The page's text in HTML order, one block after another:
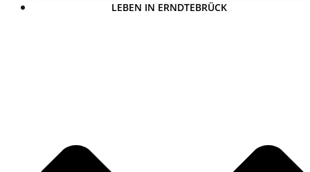
LEBEN IN ERNDTEBRÜCK